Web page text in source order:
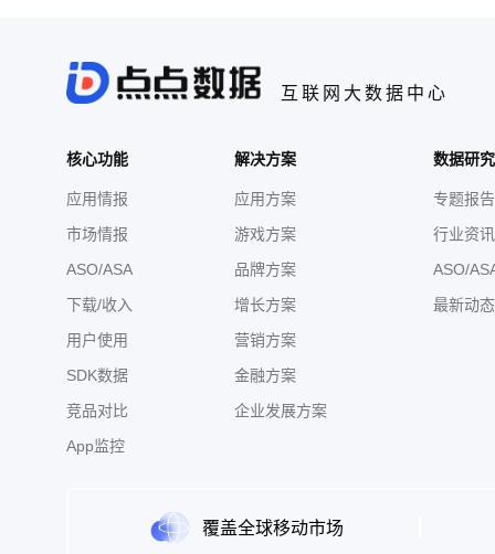
互联网大数据中心
核心功能
应用情报
市场情报
ASO/ASA
下载/收入
用户使用
SDK数据
竞品对比
App监控
解决方案
应用方案
游戏方案
品牌方案
增长方案
营销方案
金融方案
企业发展方案
数据研
专题报告
行业资讯
ASO/
最新动态
覆盖全球移动市场